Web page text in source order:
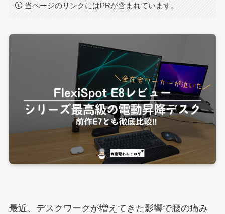
当ページのリンクにはPRが含まれています。
最近、デスクワークが増えてきた影響で腰の痛み